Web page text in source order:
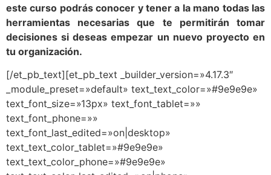
este curso podrás conocer y tener a la mano todas las
herramientas necesarias que te permitirán tomar
decisiones si deseas empezar un nuevo proyecto en
tu organización.
[/et_pb_text][et_pb_text _builder_version=»4.17.3″
_module_preset=»default» text_text_color=»#9e9e9e»
text_font_size=»13px» text_font_tablet=»»
text_font_phone=»»
text_font_last_edited=»on|desktop»
text_text_color_tablet=»#9e9e9e»
text_text_color_phone=»#9e9e9e»